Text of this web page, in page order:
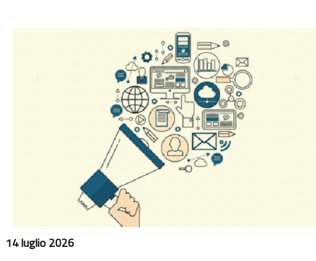
14 luglio 2026